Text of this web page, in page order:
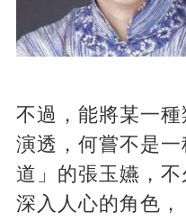
不過，能將某一種
演透，何嘗不是
道」的張玉嬿，
深入人心的角色